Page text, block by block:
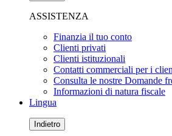
ASSISTENZA
Finanzia il tuo conto
Clienti privati
Clienti istituzionali
Contatti commerciali per i
Consulta le nostre Domande
Informazioni di natura fiscale
Lingua
Indietro